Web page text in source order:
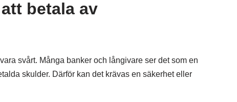
betala av
svårt. Många banker och långivare ser det som en
skulder. Därför kan det krävas en säkerhet eller